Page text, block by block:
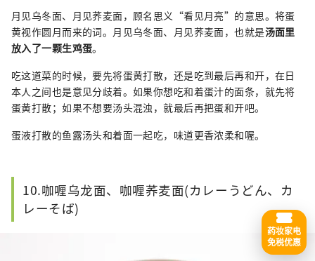
月见乌冬面、月见荞麦面，顾名思义“看见月亮”的意思。将蛋
黄视作圆月而来的词。月见乌冬面、月见荞麦面，也就是汤面里
放入了一颗生鸡蛋。
吃这道菜的时候，要先将蛋黄打散，还是吃到最后再和开，在日
本人之间也是意见分歧着。如果你想吃和着蛋汁的面条，就先将
蛋黄打散；如果不想要汤头混浊，就最后再把蛋和开吧。
蛋液打散的鱼露汤头和着面一起吃，味道更香浓柔和喔。
10.咖喱乌龙面、咖喱荞麦面(カレーうどん、カ
レーそば)
药妆家电
免税优惠